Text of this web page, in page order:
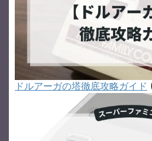
ドルアーガの塔徹底攻略ガイド